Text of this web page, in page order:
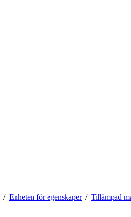
Enheten för egenskaper Tillämpad